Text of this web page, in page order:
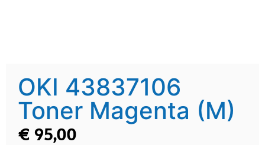
OKI 43837106
Toner Magenta (M)
€ 95,00